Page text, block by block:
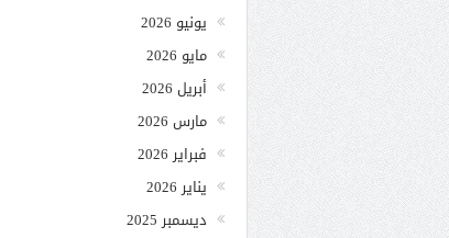
يونيو 2026
مايو 2026
أبريل 2026
مارس 2026
فبراير 2026
يناير 2026
ديسمبر 2025